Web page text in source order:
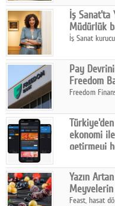
katmanlı bir
İş Sanat'ta
Müdürlük
İş Sanat
Pay
Freedom
Freedom
Turkish
karar verildi.
ekonomi
getirmeyi
ekonomi ile
kurmayı
Yazın
Meyvelerin
Feast, hasat